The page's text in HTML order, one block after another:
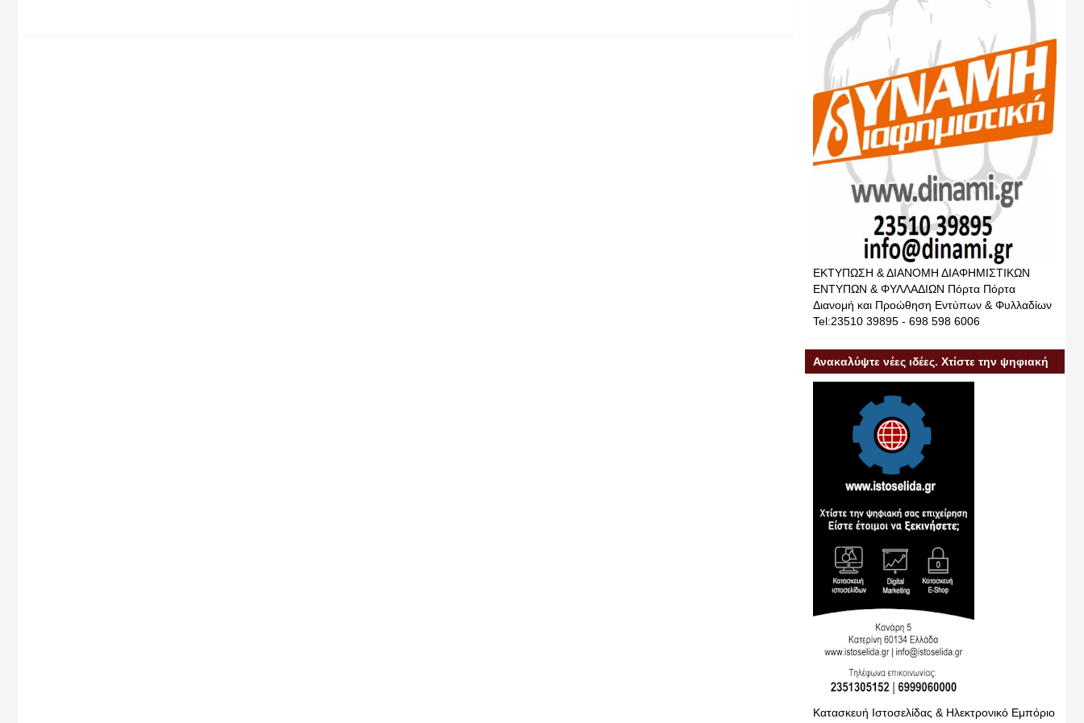
ΕΚΤΥΠΩΣΗ & ΔΙΑΝΟΜΗ ΔΙΑΦΗΜΙΣΤΙΚΩΝ
ΕΝΤΥΠΩΝ & ΦΥΛΛΑΔΙΩΝ Πόρτα Πόρτα
Διανομή και Προώθηση Εντύπων & Φυλλαδίων
Tel:23510 39895 - 698 598 6006
Ανακαλύψτε νέες ιδέες. Χτίστε την ψηφιακή
σας επιχείρηση
Κατασκευή Ιστοσελίδας & Ηλεκτρονικό Εμπόριο